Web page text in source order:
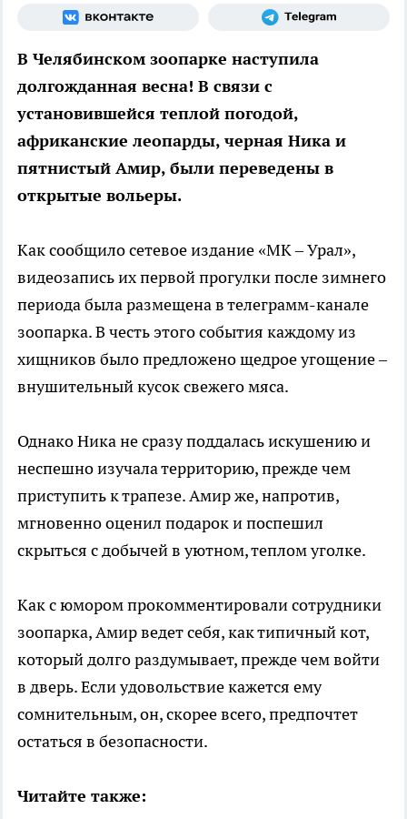
В Челябинском зоопарке наступила
долгожданная весна! В связи с
установившейся теплой погодой,
африканские леопарды, черная Ника и
пятнистый Амир, были переведены в
открытые вольеры.
Как сообщило сетевое издание «МК – Урал»,
видеозапись их первой прогулки после зимнего
периода была размещена в телеграмм-канале
зоопарка. В честь этого события каждому из
хищников было предложено щедрое угощение –
внушительный кусок свежего мяса.
Однако Ника не сразу поддалась искушению и
неспешно изучала территорию, прежде чем
приступить к трапезе. Амир же, напротив,
мгновенно оценил подарок и поспешил
скрыться с добычей в уютном, теплом уголке.
Как с юмором прокомментировали сотрудники
зоопарка, Амир ведет себя, как типичный кот,
который долго раздумывает, прежде чем войти
в дверь. Если удовольствие кажется ему
сомнительным, он, скорее всего, предпочтет
остаться в безопасности.
Читайте также: